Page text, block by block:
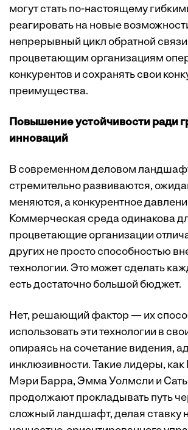
могут стать по-настоящему
реагировать на новые
непрерывный цикл обратной
процветающим организациям
конкурентов и сохранять свои
преимущества.
Повышение устойчивости ради
инноваций
В современном деловом
стремительно развиваются,
меняются, а конкурентное
Коммерческая среда одинакова
процветающие организации
других не просто способностью
технологии. Это может сделать
есть достаточно большой бюджет.
Нет, решающий фактор — их
использовать эти технологии в
опираясь на сочетание видения,
инклюзивности. Такие лидеры, как
Мэри Барра, Эмма Уолмсли и
продолжают прокладывать путь
сложный ландшафт, делая ставку